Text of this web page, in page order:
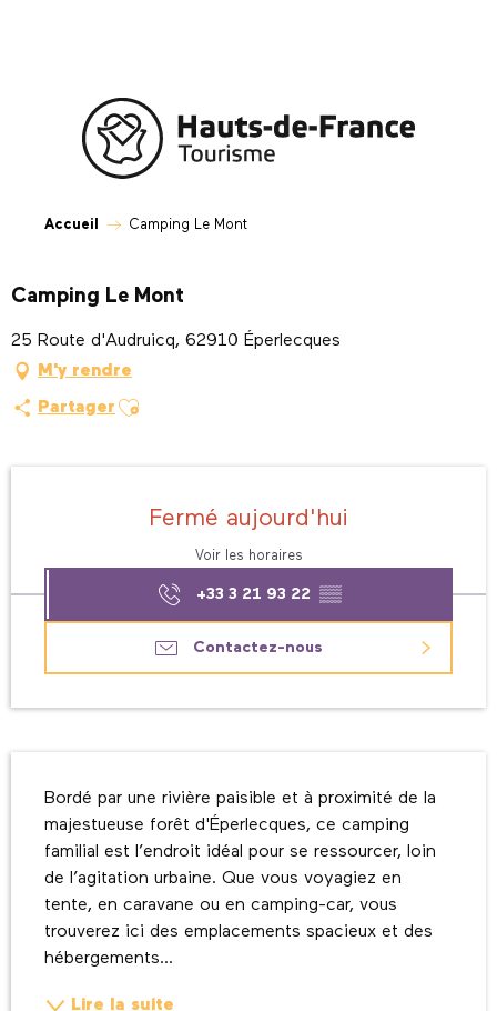
Accueil Camping Le Mont
Camping Le Mont
25 Route d'Audruicq, 62910 Éperlecques
M'y rendre
Partager Ajouter aux favoris
Fermé aujourd'hui
Voir les horaires
+33 3 21 93 22 ▒▒
Contactez-nous
Bordé par une rivière paisible et à proximité de la
majestueuse forêt d'Éperlecques, ce camping
familial est l’endroit idéal pour se ressourcer, loin
de l’agitation urbaine. Que vous voyagiez en
tente, en caravane ou en camping-car, vous
trouverez ici des emplacements spacieux et des
hébergements...
Lire la suite